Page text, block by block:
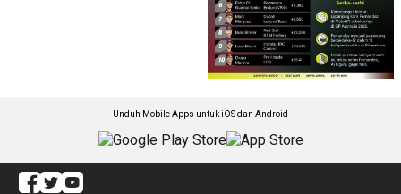
Unduh Mobile Apps untuk iOS dan Android